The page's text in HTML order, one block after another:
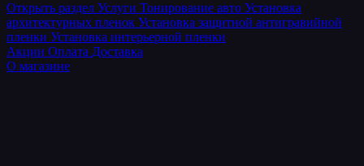
Открыть раздел Услуги Тонирование авто Установка
архитектурных пленок Установка защитной антигравийной
пленки Установка интерьерной пленки
Акции Оплата Доставка
О магазине